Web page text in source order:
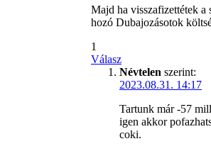
Majd ha visszafizettétek a
hozó Dubajozásotok
1
Válasz
Névtelen szerint:
2023.08.31. 14:17
Tartunk már -57
igen akkor
coki.